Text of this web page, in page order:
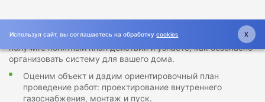
внутреннему газоснабжению. За один разговор вы
получите понятный план действий и узнаете, как безопасно
организовать систему для вашего дома.
Оценим объект и дадим ориентировочный план
проведение работ: проектирование внутреннего
газоснабжения, монтаж и пуск.
Используя сайт, вы соглашаетесь на обработкуcookies X